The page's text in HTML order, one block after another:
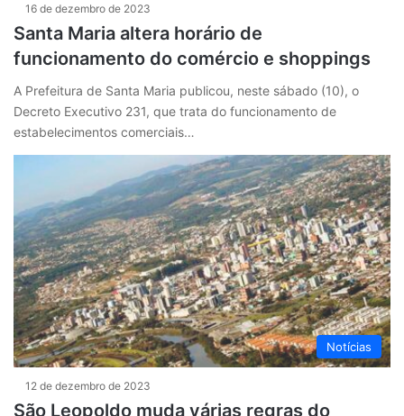
16 de dezembro de 2023
Santa Maria altera horário de
funcionamento do comércio e shoppings
A Prefeitura de Santa Maria publicou, neste sábado (10), o
Decreto Executivo 231, que trata do funcionamento de
estabelecimentos comerciais…
Notícias
12 de dezembro de 2023
São Leopoldo muda várias regras do